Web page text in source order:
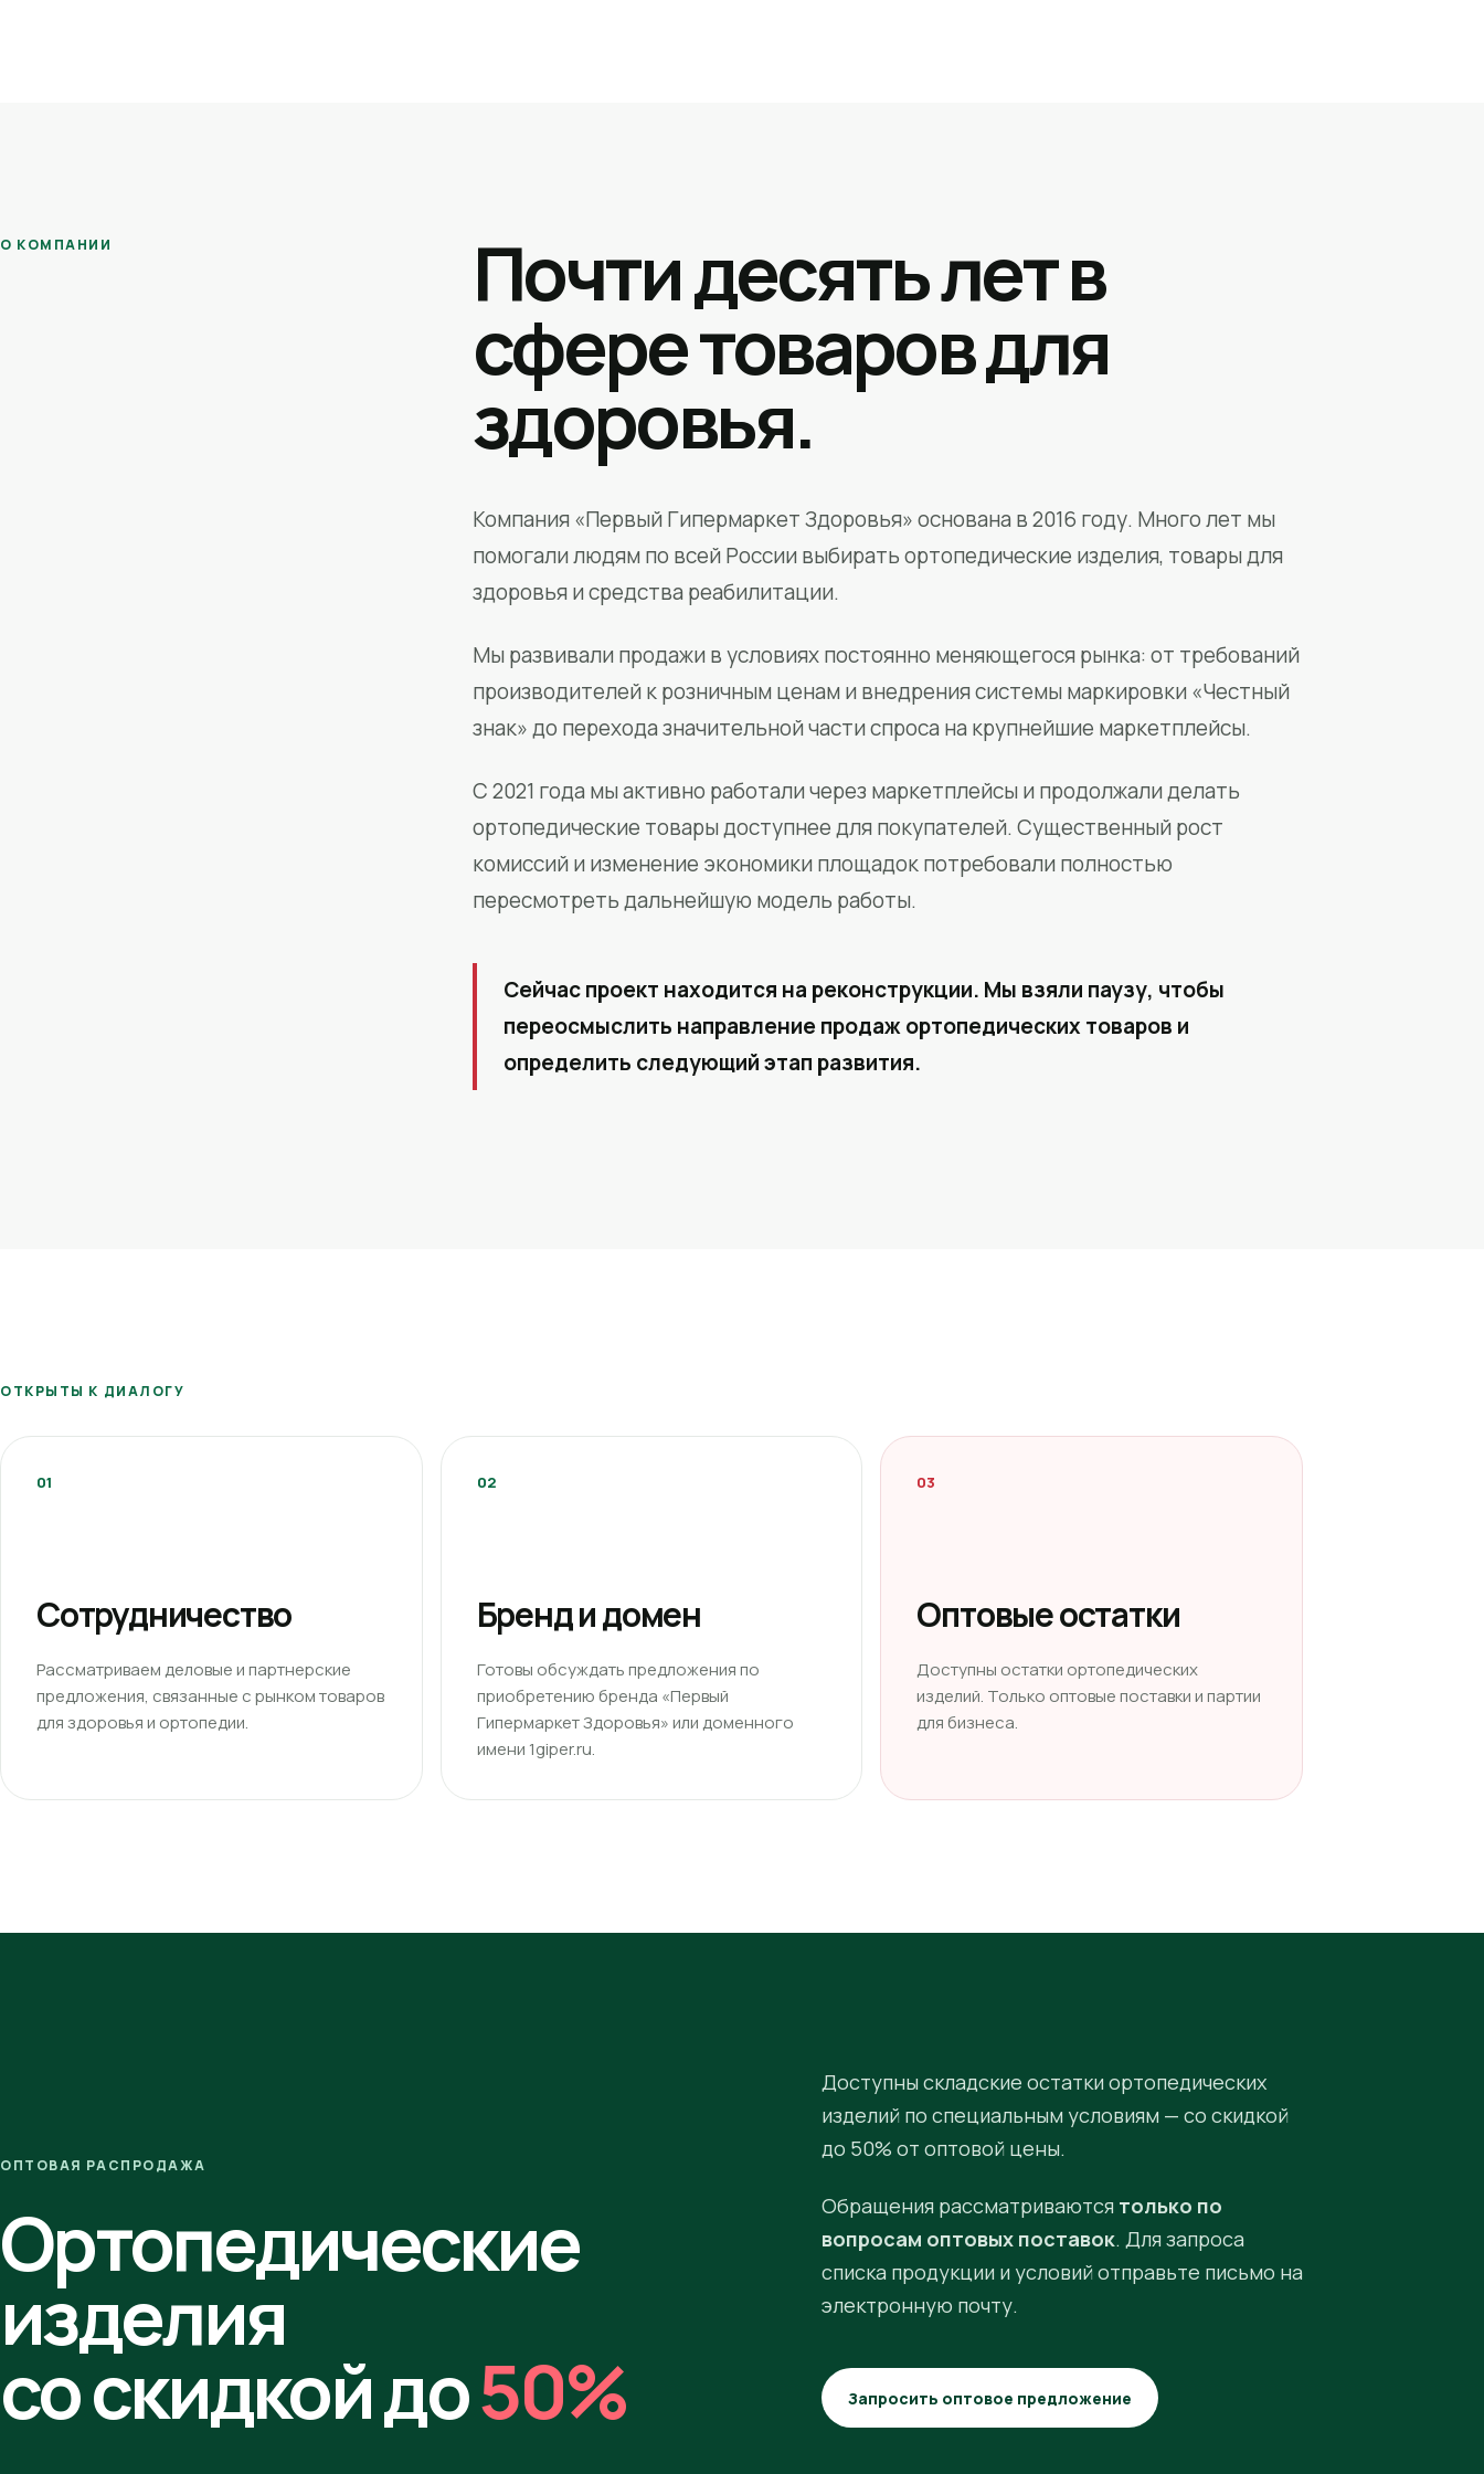
О КОМПАНИИ Почти десять лет в
сфере товаров для
здоровья.
Компания «Первый Гипермаркет Здоровья» основана в 2016 году. Много лет мы
помогали людям по всей России выбирать ортопедические изделия, товары для
здоровья и средства реабилитации.
Мы развивали продажи в условиях постоянно меняющегося рынка: от требований
производителей к розничным ценам и внедрения системы маркировки «Честный
знак» до перехода значительной части спроса на крупнейшие маркетплейсы.
С 2021 года мы активно работали через маркетплейсы и продолжали делать
ортопедические товары доступнее для покупателей. Существенный рост
комиссий и изменение экономики площадок потребовали полностью
пересмотреть дальнейшую модель работы.
Сейчас проект находится на реконструкции. Мы взяли паузу, чтобы
переосмыслить направление продаж ортопедических товаров и
определить следующий этап развития.
ОТКРЫТЫ К ДИАЛОГУ
01
Сотрудничество
Рассматриваем деловые и партнерские
предложения, связанные с рынком товаров
для здоровья и ортопедии.
02
Бренд и домен
Готовы обсуждать предложения по
приобретению бренда «Первый
Гипермаркет Здоровья» или доменного
имени 1giper.ru.
03
Оптовые остатки
Доступны остатки ортопедических
изделий. Только оптовые поставки и партии
для бизнеса.
ОПТОВАЯ РАСПРОДАЖА
Ортопедические
изделия
со скидкой до50%
Доступны складские остатки ортопедических
изделий по специальным условиям — со скидкой
до 50% от оптовой цены.
Обращения рассматриваются только по
вопросам оптовых поставок. Для запроса
списка продукции и условий отправьте письмо на
электронную почту.
Запросить оптовое предложение